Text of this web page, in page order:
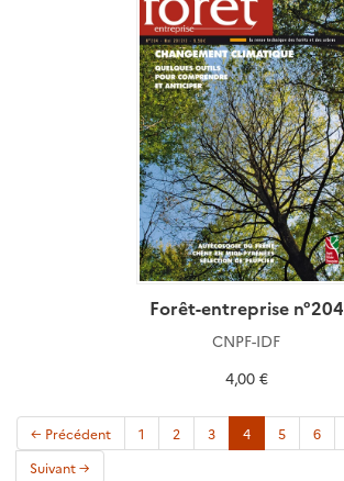
Forêt-entreprise n°204
CNPF-IDF
4,00 €
← Précédent 1 2 3 4(current)
5 6
Suivant →